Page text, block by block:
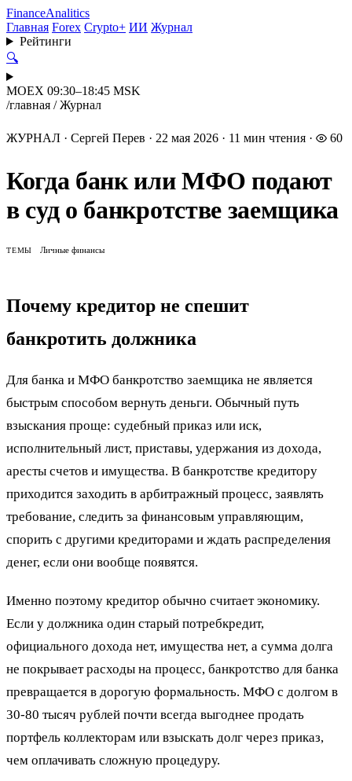
FinanceAnalitics
Главная Forex Crypto+ ИИ Журнал
Рейтинги
🔍
MOEX 09:30–18:45 MSK
/главная / Журнал
ЖУРНАЛ · Сергей Перев · 22 мая 2026 · 11 мин чтения · 60
Когда банк или МФО подают
в суд о банкротстве заемщика
ТЕМЫ Личные финансы
Почему кредитор не спешит
банкротить должника
Для банка и МФО банкротство заемщика не является
быстрым способом вернуть деньги. Обычный путь
взыскания проще: судебный приказ или иск,
исполнительный лист, приставы, удержания из дохода,
аресты счетов и имущества. В банкротстве кредитору
приходится заходить в арбитражный процесс, заявлять
требование, следить за финансовым управляющим,
спорить с другими кредиторами и ждать распределения
денег, если они вообще появятся.
Именно поэтому кредитор обычно считает экономику.
Если у должника один старый потребкредит,
официального дохода нет, имущества нет, а сумма долга
не покрывает расходы на процесс, банкротство для банка
превращается в дорогую формальность. МФО с долгом в
30-80 тысяч рублей почти всегда выгоднее продать
портфель коллекторам или взыскать долг через приказ,
чем оплачивать сложную процедуру.